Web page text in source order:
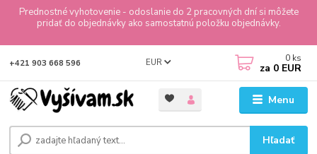
Prednostné vyhotovenie - odoslanie do 2 pracovných dní si môžete
pridať do objednávky ako samostatnú položku objednávky.
Menu
EUR
Hľadať
+421 903 668 596 0 ks
za 0 EUR